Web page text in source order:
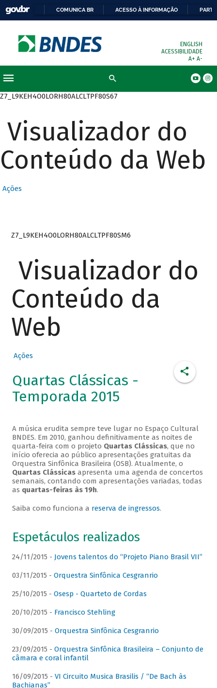
COMUNICA BR ACESSO À INFORMAÇÃO
ENGLISH
ACESSIBILIDADE
A+ A-
Z7_L9KEH4O0LORH80ALCLTPF80S67
Visualizador do
Conteúdo da Web
Ações
Z7_L9KEH4O0LORH80ALCLTPF80SM6
Visualizador do
Conteúdo da
Web
Ações
Quartas Clássicas -
Temporada 2015
A música erudita sempre teve lugar no Espaço Cultural
BNDES. Em 2010, ganhou definitivamente as noites de
quarta-feira com o projeto Quartas Clássicas, que no
início oferecia ao público apresentações gratuitas da
Orquestra Sinfônica Brasileira (OSB). Atualmente, o
Quartas Clássicasapresenta uma agenda de concertos
semanais, contando com apresentações variadas, todas
as quartas-feiras às 19h.
Saiba como funciona a reserva de ingressos.
Espetáculos realizados
24/11/2015 - Jovens talentos do “Projeto Piano Brasil VII”
03/11/2015 - Orquestra Sinfônica Cesgranrio
25/10/2015 - Osesp - Quarteto de Cordas
20/10/2015 - Francisco Stehling
30/09/2015 - Orquestra Sinfônica Cesgranrio
23/09/2015 - Orquestra Sinfônica Brasileira – Conjunto de
câmara e coral infantil
16/09/2015 - VI Circuito Musica Brasilis / “De Bach às
Bachianas”